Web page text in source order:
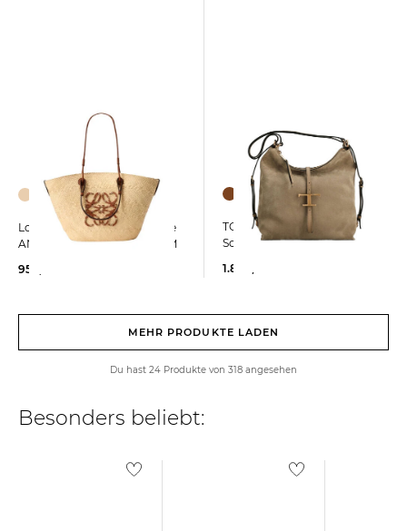
Loewe | Damen Korbtasche
ANAGRAM BASKET MEDIUM
950,00 €
TOD´S | Damen
Schultertasche T TIMELESS
1.800,00 €
MEHR PRODUKTE LADEN
Du hast 24 Produkte von 318 angesehen
Besonders beliebt: